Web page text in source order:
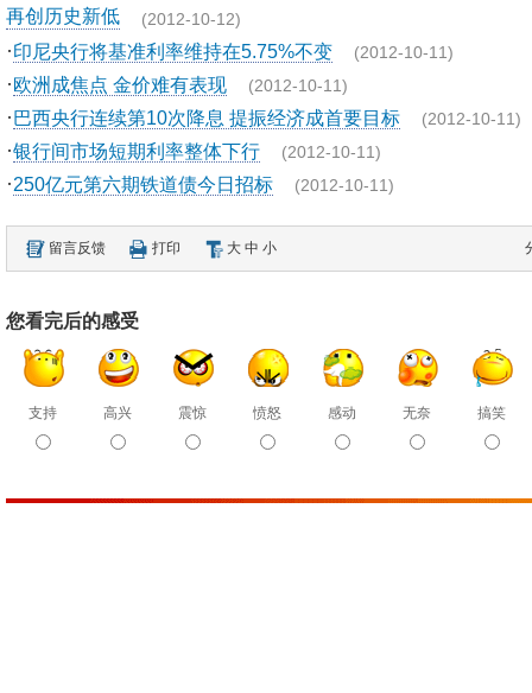
再创历史新低 (2012-10-12)
·印尼央行将基准利率维持在5.75%不变 (2012-10-11)
·欧洲成焦点 金价难有表现 (2012-10-11)
·巴西央行连续第10次降息 提振经济成首要目标 (2012-10-11)
·银行间市场短期利率整体下行 (2012-10-11)
·250亿元第六期铁道债今日招标 (2012-10-11)
留言反馈 打印 大 中 小
您看完后的感受
支持 高兴 震惊 愤怒 感动 无奈 搞笑